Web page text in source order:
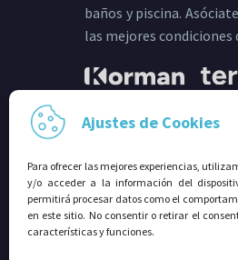
Ajustes de Cookies
Para ofrecer las mejores experiencias,
y/o acceder a la información del
permitirá procesar datos como el
en este sitio. No consentir o retirar el
características y funciones.
baños y piscina.
las mejores condiciones
SÍGUENOS EN: